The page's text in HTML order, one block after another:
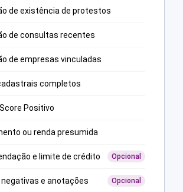
de existência de protestos
de consultas recentes
de empresas vinculadas
completos
Positivo
ou renda presumida
e limite de crédito Opcional
negativas e anotações Opcional